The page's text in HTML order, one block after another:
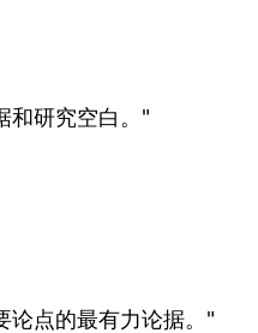
和研究空白。"
论点的最有力论据。"